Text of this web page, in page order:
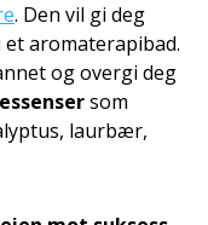
. Den vil gi deg
aromaterapibad.
og overgi deg
som
laurbær,